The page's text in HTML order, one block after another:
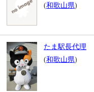
(和歌山県)
たま駅長代理
(和歌山県)